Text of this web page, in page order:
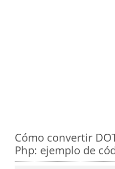
Cómo convertir
Php: ejemplo de